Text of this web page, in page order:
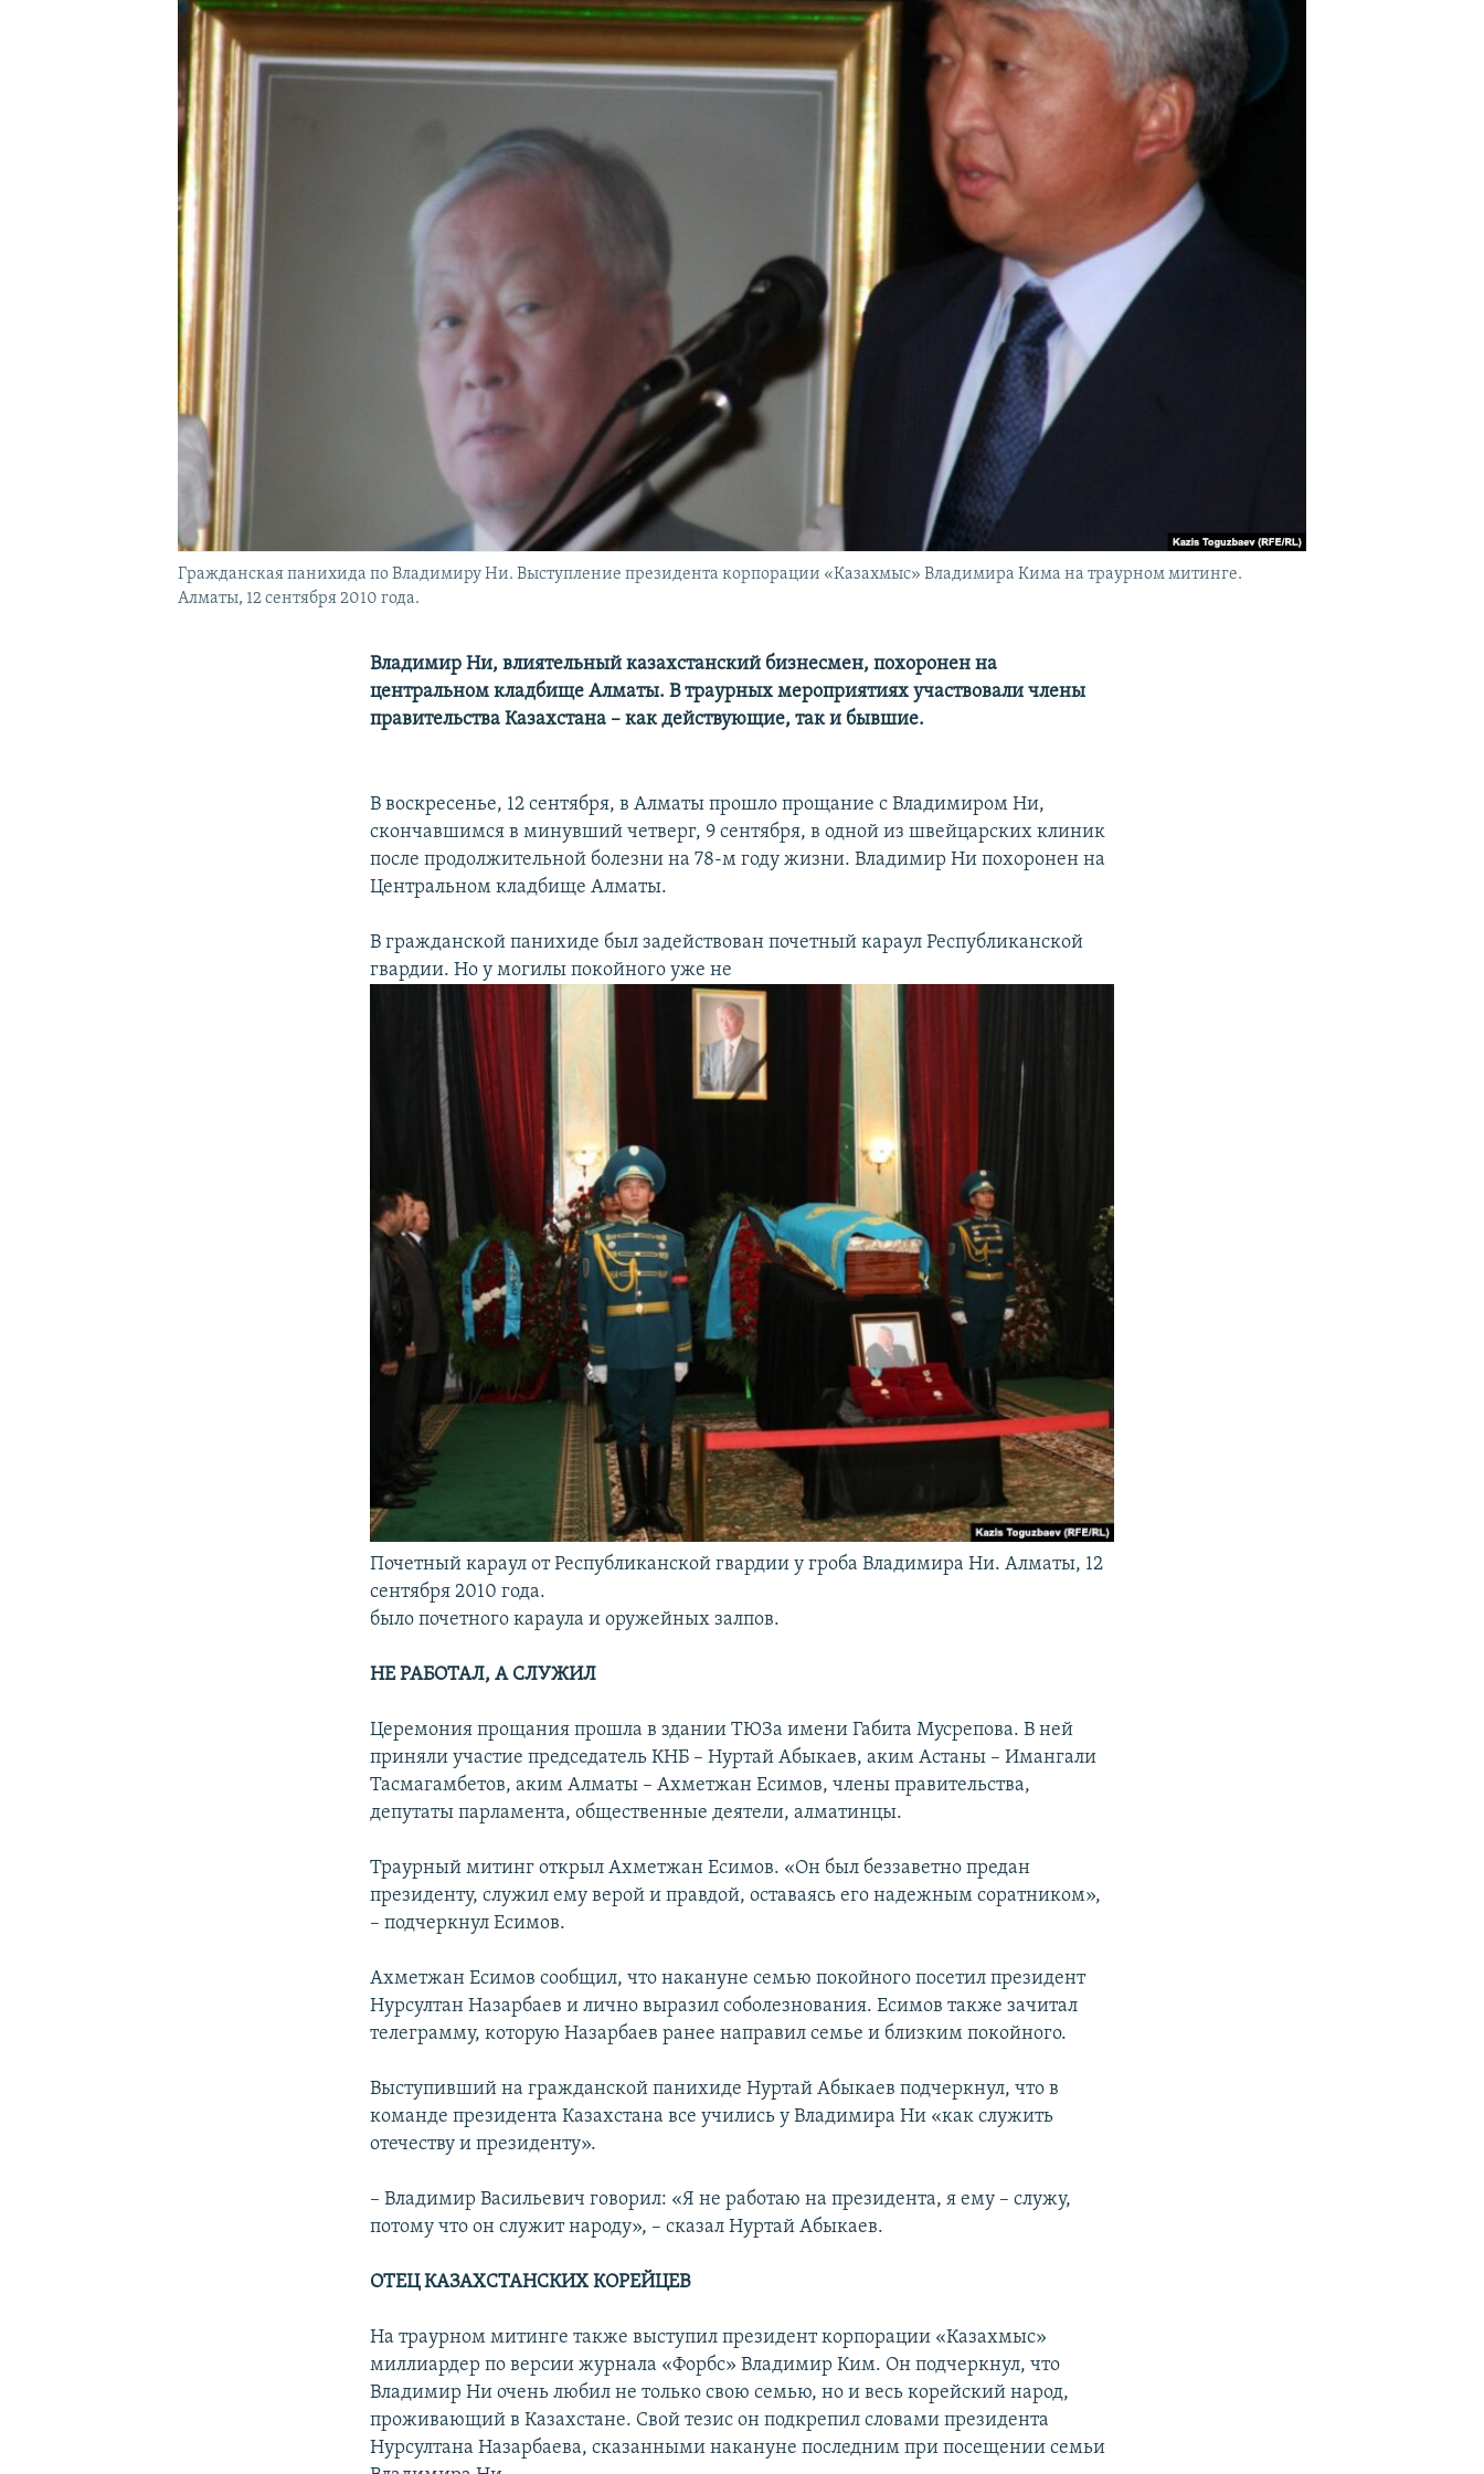
Гражданская панихида по Владимиру Ни. Выступление президента корпорации «Казахмыс» Владимира Кима на траурном митинге.
Алматы, 12 сентября 2010 года.
Владимир Ни, влиятельный казахстанский бизнесмен, похоронен на
центральном кладбище Алматы. В траурных мероприятиях участвовали члены
правительства Казахстана – как действующие, так и бывшие.
В воскресенье, 12 сентября, в Алматы прошло прощание с Владимиром Ни,
скончавшимся в минувший четверг, 9 сентября, в одной из швейцарских клиник
после продолжительной болезни на 78-м году жизни. Владимир Ни похоронен на
Центральном кладбище Алматы.
В гражданской панихиде был задействован почетный караул Республиканской
гвардии. Но у могилы покойного уже не
Почетный караул от Республиканской гвардии у гроба Владимира Ни. Алматы, 12
сентября 2010 года.
было почетного караула и оружейных залпов.
НЕ РАБОТАЛ, А СЛУЖИЛ
Церемония прощания прошла в здании ТЮЗа имени Габита Мусрепова. В ней
приняли участие председатель КНБ – Нуртай Абыкаев, аким Астаны – Имангали
Тасмагамбетов, аким Алматы – Ахметжан Есимов, члены правительства,
депутаты парламента, общественные деятели, алматинцы.
Траурный митинг открыл Ахметжан Есимов. «Он был беззаветно предан
президенту, служил ему верой и правдой, оставаясь его надежным соратником»,
– подчеркнул Есимов.
Ахметжан Есимов сообщил, что накануне семью покойного посетил президент
Нурсултан Назарбаев и лично выразил соболезнования. Есимов также зачитал
телеграмму, которую Назарбаев ранее направил семье и близким покойного.
Выступивший на гражданской панихиде Нуртай Абыкаев подчеркнул, что в
команде президента Казахстана все учились у Владимира Ни «как служить
отечеству и президенту».
– Владимир Васильевич говорил: «Я не работаю на президента, я ему – служу,
потому что он служит народу», – сказал Нуртай Абыкаев.
ОТЕЦ КАЗАХСТАНСКИХ КОРЕЙЦЕВ
На траурном митинге также выступил президент корпорации «Казахмыс»
миллиардер по версии журнала «Форбс» Владимир Ким. Он подчеркнул, что
Владимир Ни очень любил не только свою семью, но и весь корейский народ,
проживающий в Казахстане. Свой тезис он подкрепил словами президента
Нурсултана Назарбаева, сказанными накануне последним при посещении семьи